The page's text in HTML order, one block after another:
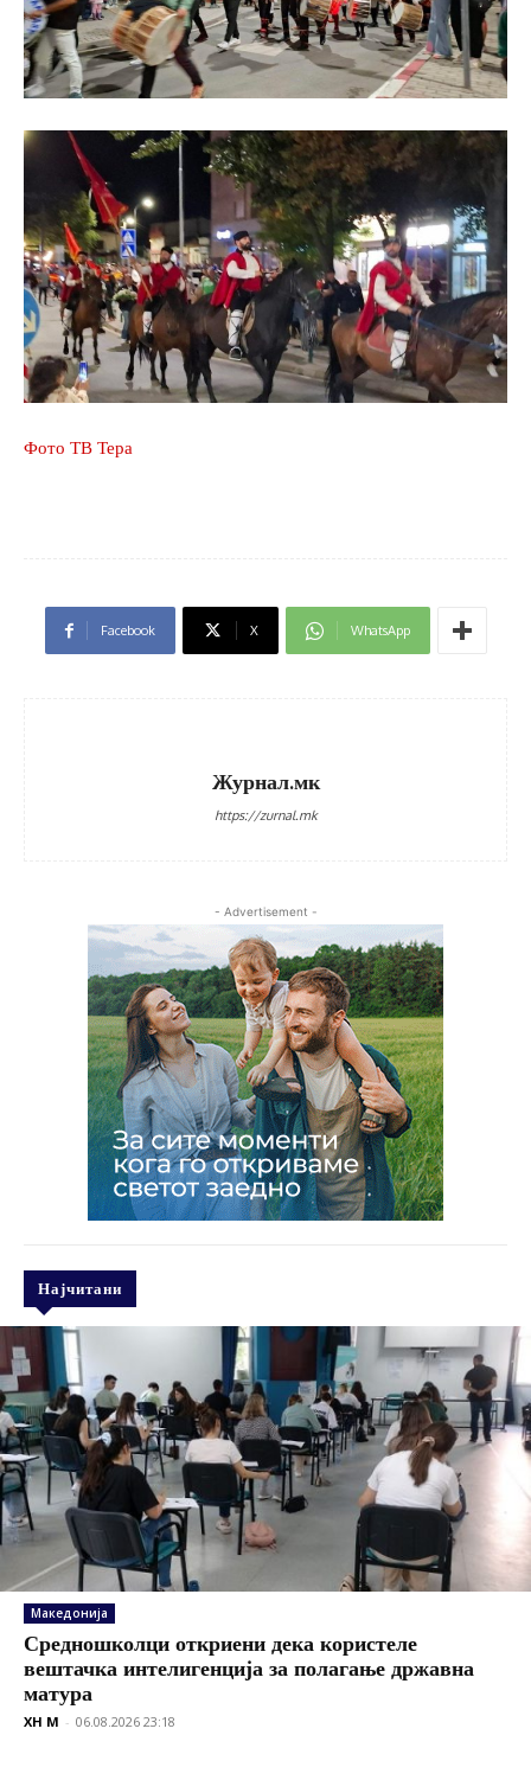
Фото ТВ Тера
Facebook X WhatsApp
Журнал.мк
https://zurnal.mk
- Advertisement -
Најчитани
Македонија
Средношколци откриени дека користеле
вештачка интелигенција за полагање државна
матура
XH M - 06.08.2026 23:18